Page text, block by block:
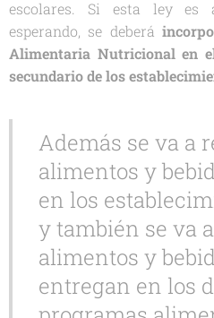
escolares. Si esta ley es
esperando, se deberá
Alimentaria Nutricional en
secundario de los
Además se va a
alimentos y
en los
y también se va
alimentos y
entregan en los